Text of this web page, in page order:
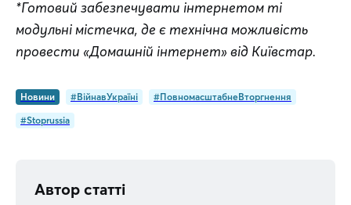
*Готовий забезпечувати інтернетом ті
модульні містечка, де є технічна можливість
провести «Домашній інтернет» від Київстар.
Новини #ВійнавУкраїні
#ПовномасштабнеВторгнення
#Stoprussia
Автор статті